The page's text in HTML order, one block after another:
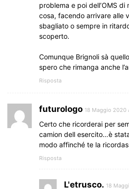
problema e poi dell’OMS
cosa, facendo arrivare alle
sbagliato o sempre in
scoperto.
Comunque Brignoli sà
spero che rimanga anche
Risposta
futurologo 18 Maggio 2020
Certo che ricorderai per
camion dell esercito…è
modo affinché te la
Risposta
L'etrusco. 18